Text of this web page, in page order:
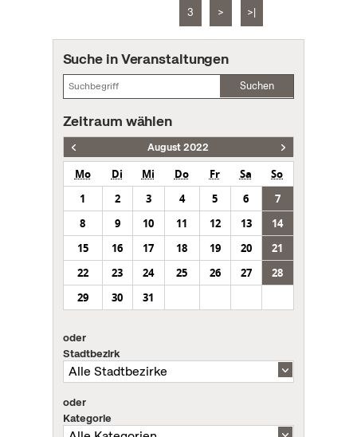
3 > >|
Suche in Veranstaltungen
Suchen
Zeitraum wählen
August 2022
Mo Di Mi Do Fr Sa
So
1
2 3 4 5 6
7
8
9 10 11 12 13
14
15
16 17 18 19 20
21
22
23 24 25 26 27
28
29
30 31
oder
Stadtbezirk
oder
Kategorie